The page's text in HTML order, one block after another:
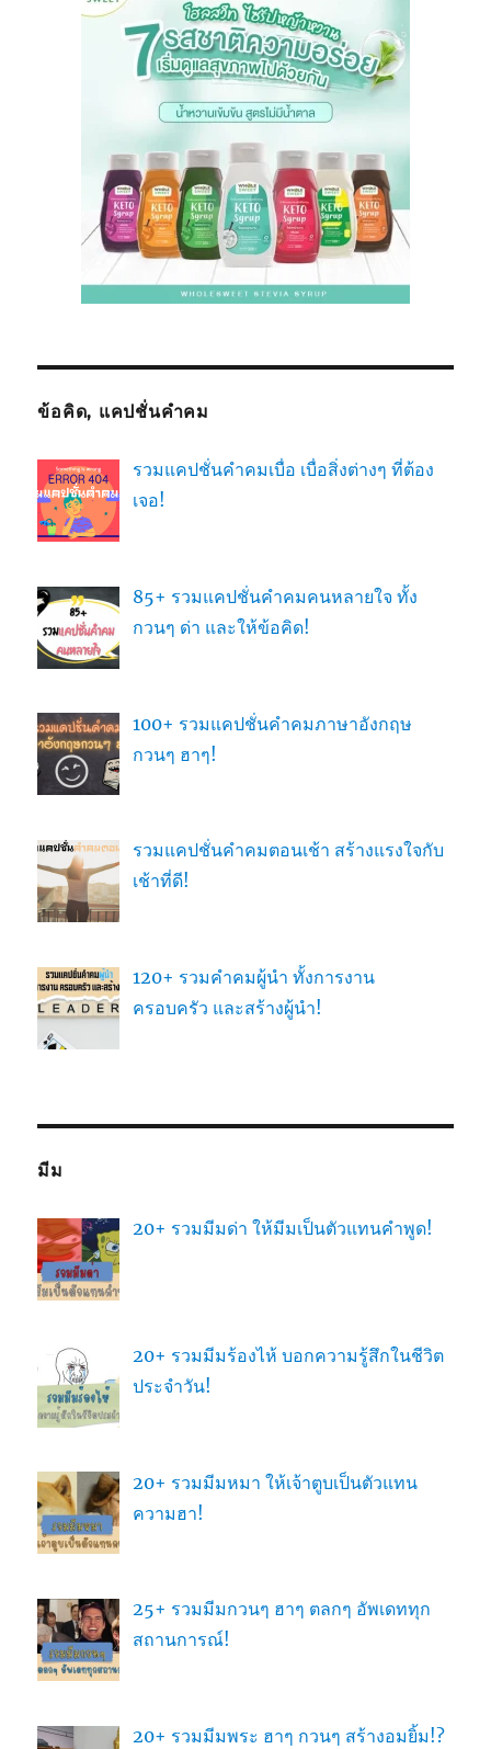
ข้อคิด, แคปชั่นคำคม
รวมแคปชั่นคำคมเบื่อ เบื่อสิ่งต่างๆ ที่ต้อง
เจอ!
85+ รวมแคปชั่นคำคมคนหลายใจ ทั้ง
กวนๆ ด่า และให้ข้อคิด!
100+ รวมแคปชั่นคำคมภาษาอังกฤษ
กวนๆ ฮาๆ!
รวมแคปชั่นคำคมตอนเช้า สร้างแรงใจกับ
เช้าที่ดี!
120+ รวมคำคมผู้นำ ทั้งการงาน
ครอบครัว และสร้างผู้นำ!
มีม
20+ รวมมีมด่า ให้มีมเป็นตัวแทนคำพูด!
20+ รวมมีมร้องไห้ บอกความรู้สึกในชีวิต
ประจำวัน!
20+ รวมมีมหมา ให้เจ้าตูบเป็นตัวแทน
ความฮา!
25+ รวมมีมกวนๆ ฮาๆ ตลกๆ อัพเดททุก
สถานการณ์!
20+ รวมมีมพระ ฮาๆ กวนๆ สร้างอมยิ้ม!?